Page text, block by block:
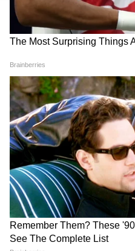
RECOMMENDED STORIES